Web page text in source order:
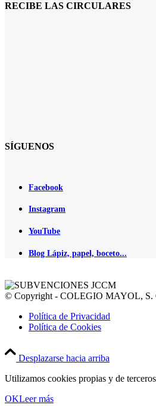
RECIBE LAS CIRCULARES
SÍGUENOS
Facebook
Instagram
YouTube
Blog Lápiz, papel, boceto...
© Copyright - COLEGIO MAYOL, S.
Política de Privacidad
Política de Cookies
Desplazarse hacia arriba
Utilizamos cookies propias y de
OKLeer más